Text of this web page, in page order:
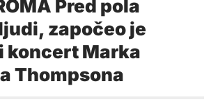
Pred pola
započeo je
koncert Marka
Thompsona